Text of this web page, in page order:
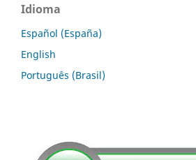
Idioma
Español (España)
English
Português (Brasil)